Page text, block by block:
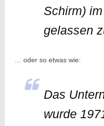
Schirm)
gelassen
… oder so etwas wie:
Das
wurde